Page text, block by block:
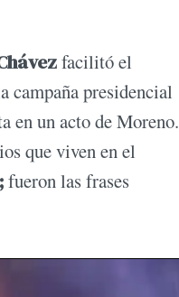
facilitó el
presidencial
en un acto de Moreno.
que viven en el
fueron las frases